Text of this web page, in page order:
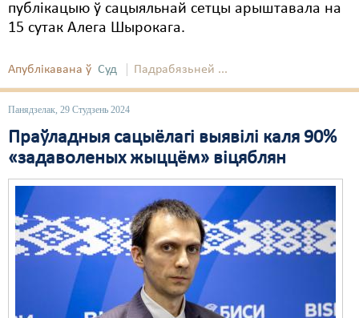
публікацыю ў сацыяльнай сетцы арыштавала на
15 сутак Алега Шырокага.
Апублікавана ў Суд Падрабязьней ...
Панядзелак, 29 Студзень 2024
Праўладныя сацыёлагі выявілі каля 90%
«задаволеных жыццём» віцяблян